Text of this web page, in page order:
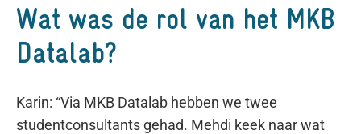
Wat was de rol van het MKB
Datalab?
Karin: “Via MKB Datalab hebben we twee
studentconsultants gehad. Mehdi keek naar wat